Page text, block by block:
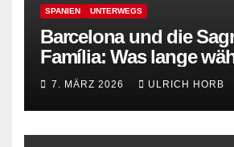
SPANIEN UNTERWEGS
Barcelona und die
Família: Was lange
7. MÄRZ 2026 ULRICH HORB